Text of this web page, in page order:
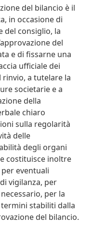
del bilancio è il
in occasione di
del consiglio, la
del
e di fissarne una
ufficiale dei
rinvio, a tutelare la
societarie e a
della
chiaro
sulla regolarità
delle
degli organi
costituisce inoltre
eventuali
vigilanza, per
per la
stabiliti dalla
del bilancio.